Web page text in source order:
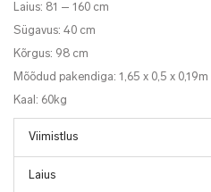
Laius: 81 – 160 cm
Sügavus: 40 cm
Kõrgus: 98 cm
Mõõdud pakendiga: 1,65 x 0,5 x 0,19m
Kaal: 60kg